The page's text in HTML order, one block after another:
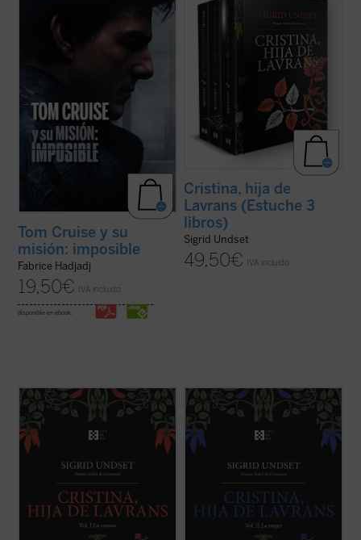
inevitablemente refleja algo de su época.
Por eso, al hablar de Tom, hablamos
filosofía, teología y ...
(ver ficha)
Tom Cruise y su
misión: imposible
Fabrice Hadjadj
19,50€ IVA incluido
disponible en ebook:
considerada una de las mejores novelas
históricas del siglo XX.Cristina, hija de
Lavrans
cuenta la vida desde la niñez hasta
la muerte, de uno de los ...(ver ficha)
Cristina, hija de
Lavrans (Estuche 3
libros)
Sigrid Undset
49,50€ IVA incluido
Cristina, hija de Lavrans, la obra maestra
de Sigrid Undset, cuenta la vida desde la
niñez hasta la muerte de uno de los
personajes más complejos y vigorosos de
la literatura universal. En el primer volumen
Cristina es prometida a Simón, ...
En el segundo volumen, Cristina
Lavransdatter ya es una mujer casada y
una madre dedicada en cuerpo y alma. Los
anhelos políticos de su marido amenazan la
estabilidad familiar y Cristina tendrá que
afrontar las consecuencias de sus
decisiones. ...(ver ficha)